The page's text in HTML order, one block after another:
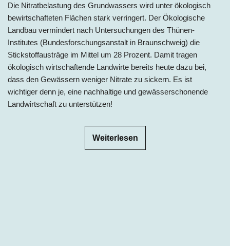
Die Nitratbelastung des Grundwassers wird unter ökologisch
bewirtschafteten Flächen stark verringert. Der Ökologische
Landbau vermindert nach Untersuchungen des Thünen-
Institutes (Bundesforschungsanstalt in Braunschweig) die
Stickstoffausträge im Mittel um 28 Prozent. Damit tragen
ökologisch wirtschaftende Landwirte bereits heute dazu bei,
dass den Gewässern weniger Nitrate zu sickern. Es ist
wichtiger denn je, eine nachhaltige und gewässerschonende
Landwirtschaft zu unterstützen!
Weiterlesen